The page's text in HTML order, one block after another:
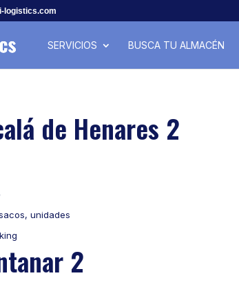
logistics.com
SERVICIOS BUSCA TU ALMACÉN
de Henares 2
unidades
2